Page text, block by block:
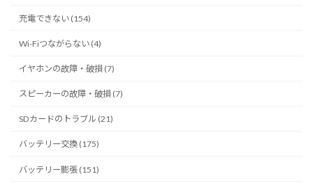
充電できない (154)
Wi-Fiつながらない (4)
イヤホンの故障・破損 (7)
スピーカーの故障・破損 (7)
SDカードのトラブル (21)
バッテリー交換 (175)
バッテリー膨張 (151)